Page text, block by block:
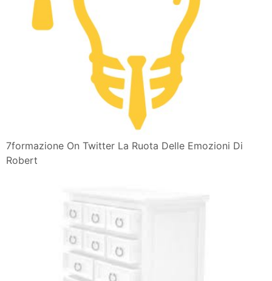
7formazione On Twitter La Ruota Delle Emozioni Di
Robert